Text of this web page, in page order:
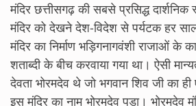
मंदिर छत्तीसगढ़ की सबसे प्रसिद्ध
मंदिर को देखने देश-विदेश से पर्यटक हर
मंदिर का निर्माण भड़िगनागवंशी राजाओं के
शताब्दी के बीच करवाया गया था। ऐसी
देवता भोरमदेव थे जो भगवान शिव जी का
इस मंदिर का नाम भोरमदेव पड़ा। भोरमदेव